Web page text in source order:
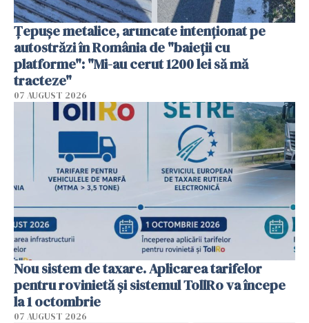
Țepușe metalice, aruncate intenționat pe
autostrăzi în România de "baieții cu
platforme": "Mi-au cerut 1200 lei să mă
tracteze"
07 AUGUST 2026
Nou sistem de taxare. Aplicarea tarifelor
pentru rovinietă şi sistemul TollRo va începe
la 1 octombrie
07 AUGUST 2026